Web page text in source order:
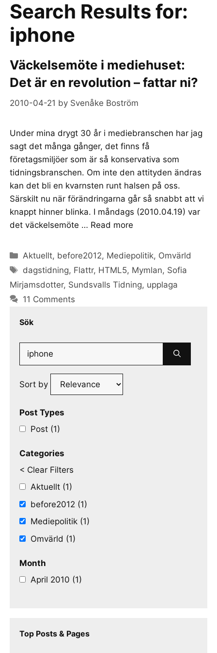
Search Results for:
iphone
Väckelsemöte i mediehuset:
Det är en revolution – fattar ni?
2010-04-21 by Svenåke Boström
Under mina drygt 30 år i mediebranschen har jag
sagt det många gånger, det finns få
företagsmiljöer som är så konservativa som
tidningsbranschen. Om inte den attityden ändras
kan det bli en kvarnsten runt halsen på oss.
Särskilt nu när förändringarna går så snabbt att vi
knappt hinner blinka. I måndags (2010.04.19) var
det väckelsemöte … Read more
Categories
Aktuellt, before2012, Mediepolitik, Omvärld
Tags
dagstidning, Flattr, HTML5, Mymlan, Sofia
Mirjamsdotter, Sundsvalls Tidning, upplaga
11 Comments
Sök
Search
for:
Sort by
Post Types
Post (1)
Categories
< Clear Filters
Aktuellt (1)
before2012 (1)
Mediepolitik (1)
Omvärld (1)
Month
April 2010 (1)
Top Posts & Pages